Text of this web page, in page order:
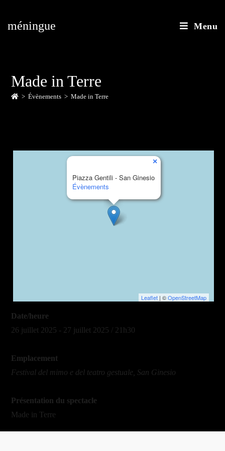
méningue Menu
Made in Terre
> Évènements > Made in Terre
Piazza Gentili - San Ginesio
Évènements
×
Leaflet| ©OpenStreetMap
Date/heure
26 juillet 2025 - 27 juillet 2025 / 21h30
Emplacement
Festival del mimo e del teatro gestuale, San Ginesio
Présentation du spectacle
Made in Terre